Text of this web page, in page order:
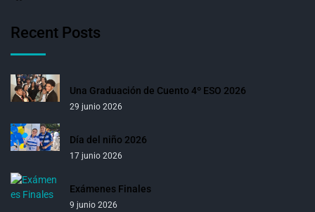
Recent Posts
Una Graduación de Cuento 4º ESO 2026
29 junio 2026
Día del niño 2026
17 junio 2026
Exámenes Finales
9 junio 2026